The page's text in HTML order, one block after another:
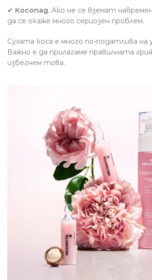
✔ Косопад. Ако не се вземат
да се окаже много сериозен проблем.
Сухата коса е много по-податлива на
Важно е да прилагаме правилната
избегнем това.